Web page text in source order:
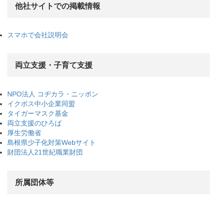
他社サイトでの掲載情報
スマホで会社説明会
両立支援・子育て支援
NPO法人 コヂカラ・ニッポン
イクボス中小企業同盟
タイガーマスク基金
両立支援のひろば
厚生労働省
島根県少子化対策Webサイト
財団法人21世紀職業財団
所属団体等